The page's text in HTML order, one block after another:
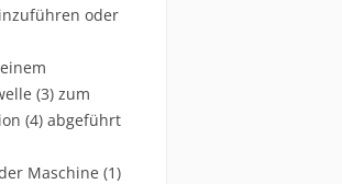
oder
(3) zum
(4) abgeführt
Maschine (1)